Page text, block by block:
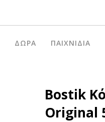
ΔΏΡΑ ΠΑΙΧΝΊΔΙΑ
Bostik
Original